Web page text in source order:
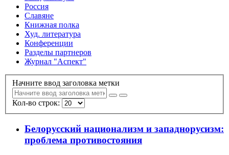
Россия
Славяне
Книжная полка
Худ. литература
Конференции
Разделы партнеров
Журнал "Аспект"
Начните ввод заголовка метки
Кол-во строк:
Белорусский национализм и западнорусизм:
проблема противостояния